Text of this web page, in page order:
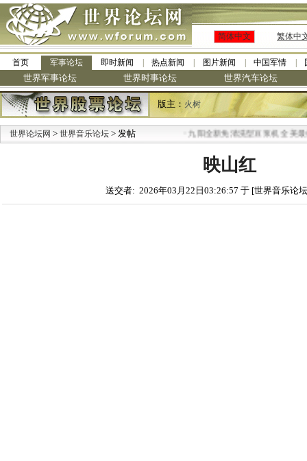
简体中文 繁体中
首页 军事论坛 即时新闻 热点新闻 图片新闻 中国军情
世界军事论坛 世界时事论坛 世界汽车论坛
版主： 火树
世界论坛网 > 世界音乐论坛 > 发帖 九阳全新免清洗型豆浆机 全美最低
映山红
送交者: 2026年03月22日03:26:57 于 [世界音乐论